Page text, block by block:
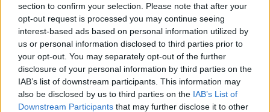
section to confirm your selection. Please note that after your
opt-out request is processed you may continue seeing
interest-based ads based on personal information utilized by
us or personal information disclosed to third parties prior to
your opt-out. You may separately opt-out of the further
disclosure of your personal information by third parties on the
IAB’s list of downstream participants. This information may
also be disclosed by us to third parties on the IAB’s List of
Downstream Participants that may further disclose it to other